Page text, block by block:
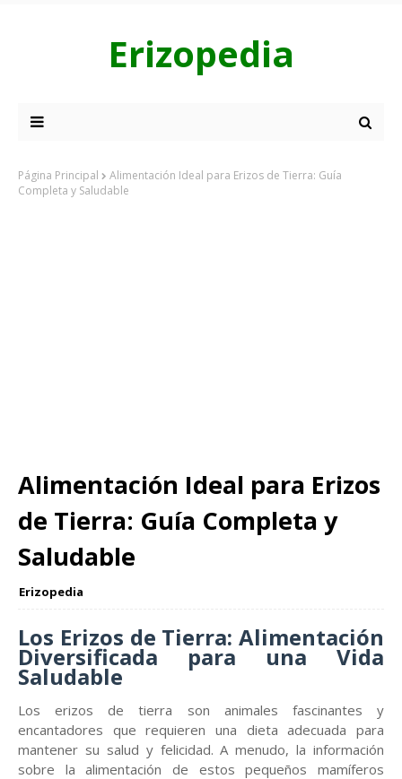
Erizopedia
Página Principal
Alimentación Ideal para Erizos de Tierra: Guía
Completa y Saludable
Alimentación Ideal para Erizos
de Tierra: Guía Completa y
Saludable
Erizopedia
Los Erizos de Tierra: Alimentación
Diversificada para una Vida
Saludable
Los erizos de tierra son animales fascinantes y
encantadores que requieren una dieta adecuada para
mantener su salud y felicidad. A menudo, la información
sobre la alimentación de estos pequeños mamíferos